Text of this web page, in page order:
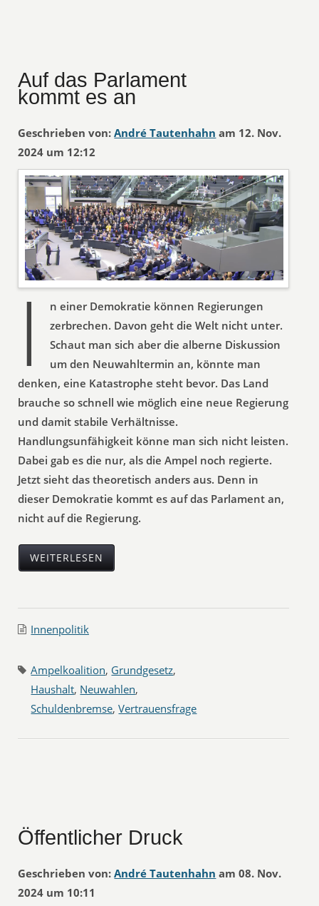
Auf das Parlament
kommt es an
Geschrieben von: André Tautenhahn am 12. Nov.
2024 um 12:12
I
n einer Demokratie können Regierungen
zerbrechen. Davon geht die Welt nicht unter.
Schaut man sich aber die alberne Diskussion
um den Neuwahltermin an, könnte man
denken, eine Katastrophe steht bevor. Das Land
brauche so schnell wie möglich eine neue Regierung
und damit stabile Verhältnisse.
Handlungsunfähigkeit könne man sich nicht leisten.
Dabei gab es die nur, als die Ampel noch regierte.
Jetzt sieht das theoretisch anders aus. Denn in
dieser Demokratie kommt es auf das Parlament an,
nicht auf die Regierung.
WEITERLESEN
Innenpolitik
Ampelkoalition, Grundgesetz,
Haushalt, Neuwahlen,
Schuldenbremse,Vertrauensfrage
Öffentlicher Druck
Geschrieben von: André Tautenhahn am 08. Nov.
2024 um 10:11